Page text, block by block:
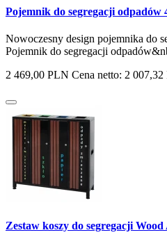
Pojemnik do segregacji odpadów
Nowoczesny design pojemnika do
Pojemnik do segregacji
2 469,00 PLN Cena netto: 2
Zestaw koszy do segregacji